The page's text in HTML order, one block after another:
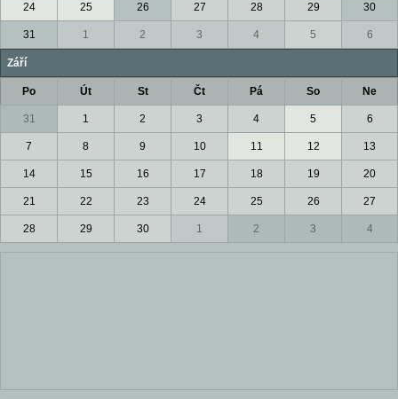
24 25 26 27 28 29 30
31 1 2 3 4 5 6
Září
Po Út St Čt Pá So Ne
31 1 2 3 4 5 6
7 8 9 10 11 12 13
14 15 16 17 18 19 20
21 22 23 24 25 26 27
28 29 30 1 2 3 4